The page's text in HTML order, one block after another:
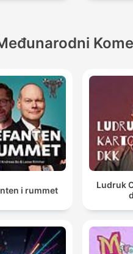
i rummet
Ludruk